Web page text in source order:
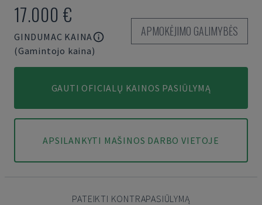
17.000 €
GINDUMAC KAINA
(Gamintojo kaina)
APMOKĖJIMO GALIMYBĖS
GAUTI OFICIALŲ KAINOS PASIŪLYMĄ
APSILANKYTI MAŠINOS DARBO VIETOJE
PATEIKTI KONTRAPASIŪLYMĄ